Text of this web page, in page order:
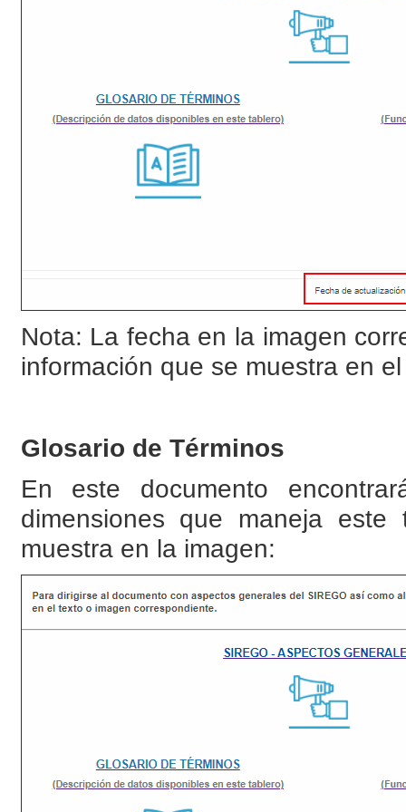
Nota: La fecha en la imagen
información que se muestra en
Glosario de Términos
En este documento
dimensiones que maneja
muestra en la imagen: